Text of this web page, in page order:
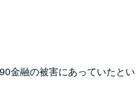
準と工面法
金融の被害にあっていたとい